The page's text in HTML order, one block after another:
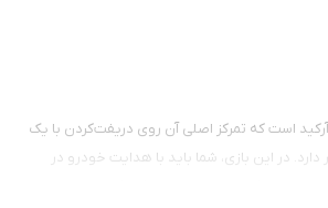
آرکید است که تمرکز اصلی آن روی دریفت‌کردن با یک
در این بازی، شما باید با هدایت خودرو در